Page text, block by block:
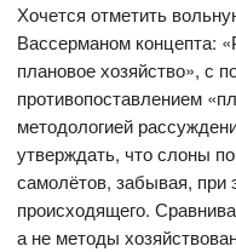
Хочется отметить
Вассерманом концепта:
плановое хозяйство», с
противопоставлением
методологией
утверждать, что слоны
самолётов, забывая, при
происходящего.
а не методы